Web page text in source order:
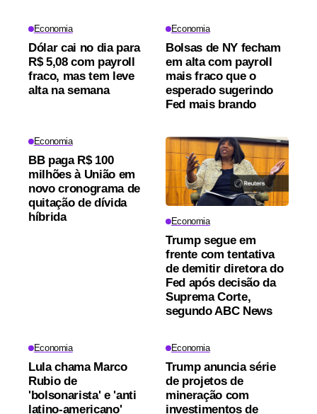
Economia
Dólar cai no dia para
R$ 5,08 com payroll
fraco, mas tem leve
alta na semana
Economia
Bolsas de NY fecham
em alta com payroll
mais fraco que o
esperado sugerindo
Fed mais brando
Economia
BB paga R$ 100
milhões à União em
novo cronograma de
quitação de dívida
híbrida
Economia
Trump segue em
frente com tentativa
de demitir diretora do
Fed após decisão da
Suprema Corte,
segundo ABC News
Economia
Lula chama Marco
Rubio de
'bolsonarista' e 'anti
latino-americano'
Economia
Trump anuncia série
de projetos de
mineração com
investimentos de